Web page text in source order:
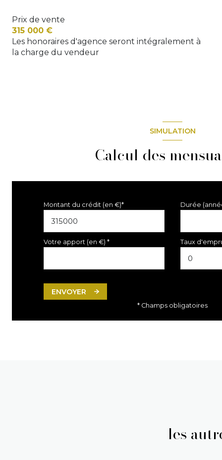
Pièce de vie
SANITAIRES
Prix de vente
315 000 €
Les honoraires d'agence seront intégralement à
la charge du vendeur
SIMULATION
Calcul des
Montant du crédit (en €)* Durée
Votre apport (en €) * Taux
ENVOYER
* Champs obligatoires
les